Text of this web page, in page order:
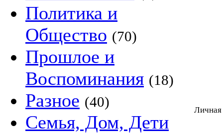
Политика и
Общество (70)
Прошлое и
Воспоминания (18)
Разное (40)
Семья, Дом, Дети
Личная